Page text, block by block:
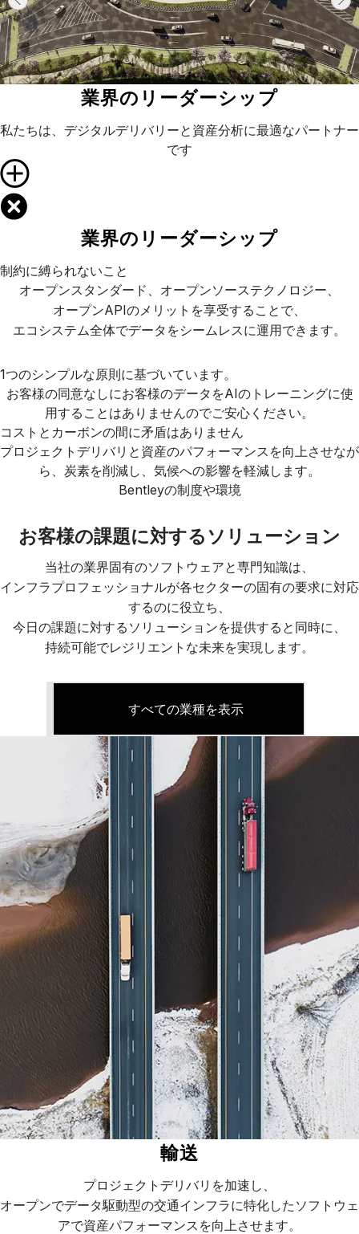
業界のリーダーシップ
私たちは、デジタルデリバリーと資産分析に最適なパートナー
です
業界のリーダーシップ
制約に縛られないこと
オープンスタンダード、オープンソーステクノロジー、
オープンAPIのメリットを享受することで、
エコシステム全体でデータをシームレスに運用できます。
1つのシンプルな原則に基づいています。
お客様の同意なしにお客様のデータをAIのトレーニングに使
用することはありませんのでご安心ください。
コストとカーボンの間に矛盾はありません
プロジェクトデリバリと資産のパフォーマンスを向上させなが
ら、炭素を削減し、気候への影響を軽減します。
Bentleyの制度や環境
お客様の課題に対するソリューション
当社の業界固有のソフトウェアと専門知識は、
インフラプロフェッショナルが各セクターの固有の要求に対応
するのに役立ち、
今日の課題に対するソリューションを提供すると同時に、
持続可能でレジリエントな未来を実現します。
すべての業種を表示
輸送
プロジェクトデリバリを加速し、
オープンでデータ駆動型の交通インフラに特化したソフトウェ
アで資産パフォーマンスを向上させます。